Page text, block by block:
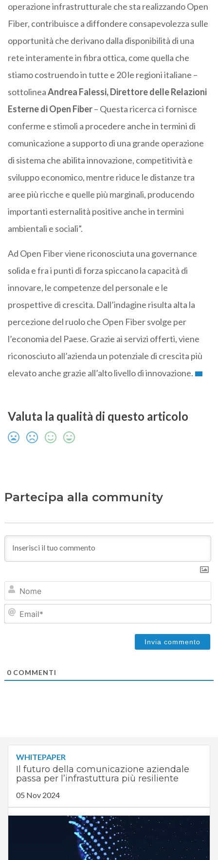
operazione infrastrutturale che sta realizzando Open
Fiber, contribuisce a diffondere consapevolezza sulle
opportunità che derivano dalla disponibilità di una
rete interamente in fibra ottica, come quella che
stiamo costruendo in tutte e 20 le regioni italiane –
sottolineaAndrea Falessi, Direttore delle Relazioni
Esterne di Open Fiber– Questa ricerca ci fornisce
conferme e stimoli a procedere anche in termini di
comunicazione a supporto di una grande operazione
di sistema che abilita innovazione, competitività e
sviluppo economico, mentre riduce le distanze tra
aree più ricche e quelle più marginali, producendo
importanti esternalità positive anche in termini
ambientali e sociali”.
Ad Open Fiber viene riconosciuta una governance
solida e fra i punti di forza spiccano la capacità di
innovare, le competenze del personale e le
prospettive di crescita. Dall’indagine risulta alta la
percezione del ruolo che Open Fiber svolge per
l’economia del Paese. Grazie ai servizi offerti, viene
riconosciuto all’azienda un potenziale di crescita più
elevato anche grazie all’alto livello di innovazione.
Valuta la qualità di questo articolo
Partecipa alla community
0COMMENTI
WHITEPAPER
Il futuro della comunicazione aziendale
passa per l’infrastuttura più resiliente
05 Nov 2024